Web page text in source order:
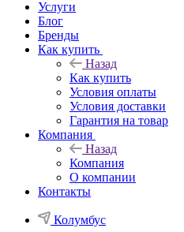
Услуги
Блог
Бренды
Как купить
Назад
Как купить
Условия оплаты
Условия доставки
Гарантия на товар
Компания
Назад
Компания
О компании
Контакты
Колумбус